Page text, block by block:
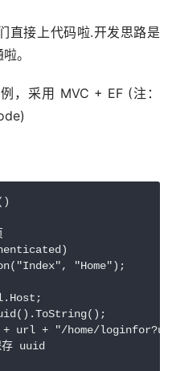
直接上代码啦.开发思路是
。
，采用 MVC + EF (注：
"Home");
url + "/home/
uuid